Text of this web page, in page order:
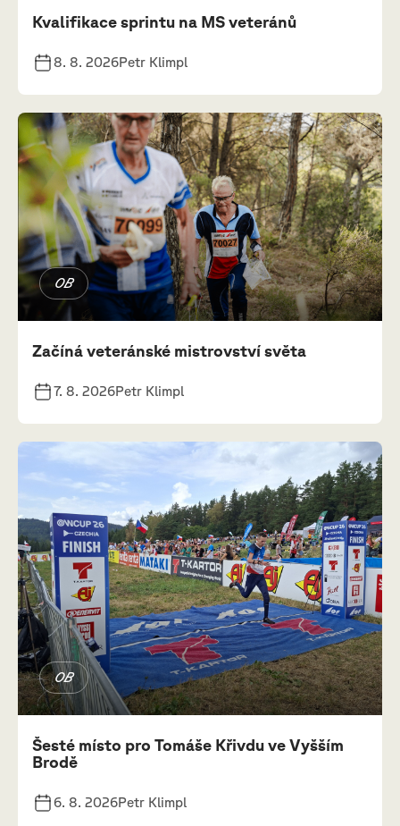
Kvalifikace sprintu na MS veteránů
8. 8. 2026Petr Klimpl
OB
Začíná veteránské mistrovství světa
7. 8. 2026Petr Klimpl
OB
Šesté místo pro Tomáše Křivdu ve Vyšším
Brodě
6. 8. 2026Petr Klimpl